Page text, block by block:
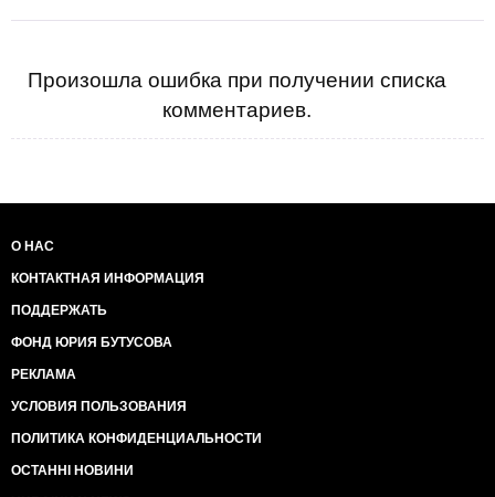
Произошла ошибка при получении списка
комментариев.
О НАС
КОНТАКТНАЯ ИНФОРМАЦИЯ
ПОДДЕРЖАТЬ
ФОНД ЮРИЯ БУТУСОВА
РЕКЛАМА
УСЛОВИЯ ПОЛЬЗОВАНИЯ
ПОЛИТИКА КОНФИДЕНЦИАЛЬНОСТИ
ОСТАННІ НОВИНИ